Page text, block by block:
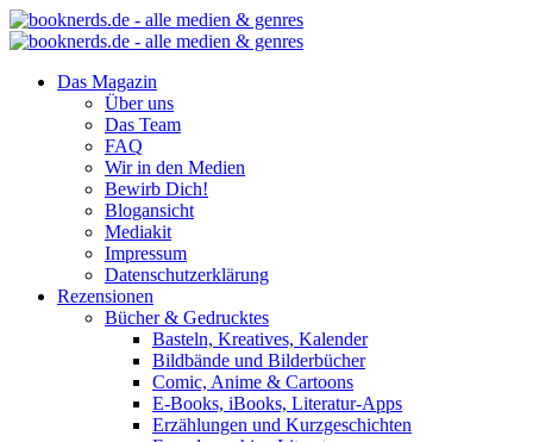
Das Magazin
Über uns
Das Team
FAQ
Wir in den Medien
Bewirb Dich!
Blogansicht
Mediakit
Impressum
Datenschutzerklärung
Rezensionen
Bücher & Gedrucktes
Basteln, Kreatives, Kalender
Bildbände und Bilderbücher
Comic, Anime & Cartoons
E-Books, iBooks, Literatur-Apps
Erzählungen und Kurzgeschichten